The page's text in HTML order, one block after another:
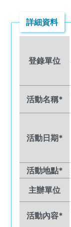
詳細資料
登錄單位
活動名稱*
活動日期*
活動地點*
主辦單位
活動內容*